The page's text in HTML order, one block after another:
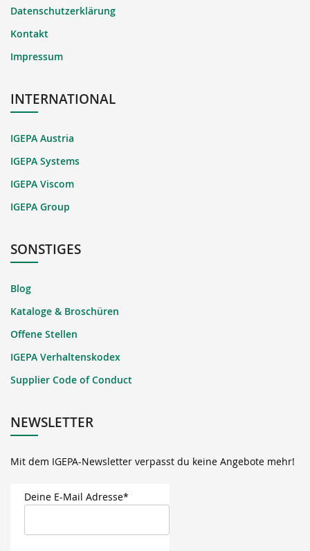
Datenschutzerklärung
Kontakt
Impressum
INTERNATIONAL
IGEPA Austria
IGEPA Systems
IGEPA Viscom
IGEPA Group
SONSTIGES
Blog
Kataloge & Broschüren
Offene Stellen
IGEPA Verhaltenskodex
Supplier Code of Conduct
NEWSLETTER
Mit dem IGEPA-Newsletter verpasst du keine Angebote mehr!
Deine E-Mail Adresse*